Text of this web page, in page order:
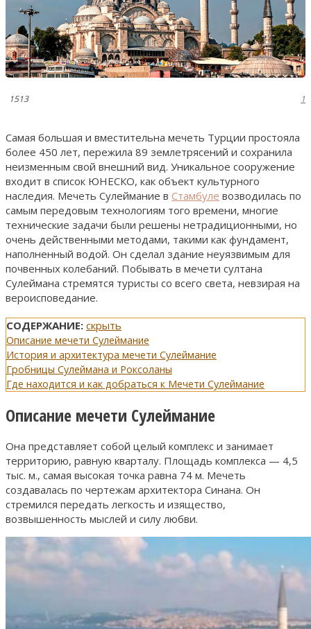
1513 1
Самая большая и вместительна мечеть Турции простояла
более 450 лет, пережила 89 землетрясений и сохранила
неизменным свой внешний вид. Уникальное сооружение
входит в список ЮНЕСКО, как объект культурного
наследия. Мечеть Сулеймание в Стамбуле возводилась по
самым передовым технологиям того времени, многие
технические задачи были решены нетрадиционными, но
очень действенными методами, такими как фундамент,
наполненный водой. Он сделал здание неуязвимым для
почвенных колебаний. Побывать в мечети султана
Сулеймана стремятся туристы со всего света, невзирая на
вероисповедание.
СОДЕРЖАНИЕ: скрыть
Описание мечети Сулеймание
История и архитектура мечети Сулеймание
Гробницы Сулеймана и Роксоланы
Где находится и как добраться к Мечети Сулеймание
Описание мечети Сулеймание
Она представляет собой целый комплекс и занимает
территорию, равную кварталу. Площадь комплекса — 4,5
тыс. м., самая высокая точка равна 74 м. Мечеть
создавалась по чертежам архитектора Синана. Он
стремился передать легкость и изящество,
возвышенность мыслей и силу любви.